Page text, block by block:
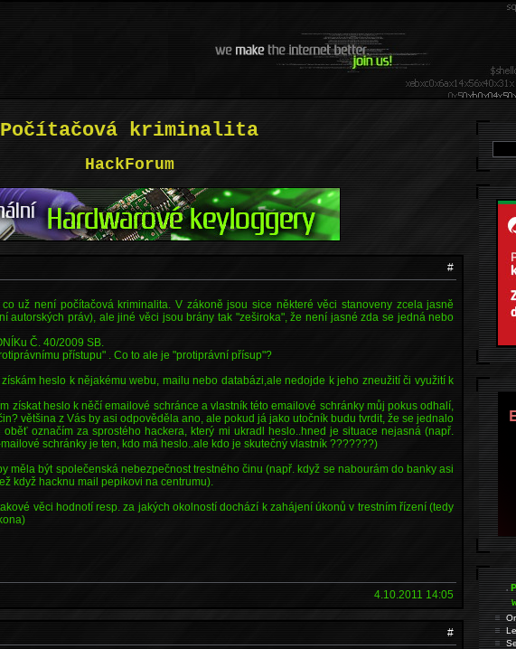
Počítačová kriminalita
HackForum
#
už není počítačová kriminalita. V zákoně jsou sice některé věci stanoveny zcela jasně
autorských práv), ale jiné věci jsou brány tak "zeširoka", že není jasné zda se jedná nebo
Č. 40/2009 SB.
přístupu" . Co to ale je "protiprávní přísup"?
heslo k nějakému webu, mailu nebo databázi,ale nedojde k jeho zneužití či využití k
získat heslo k něčí emailové schránce a vlastník této emailové schránky můj pokus odhalí,
většina z Vás by asi odpověděla ano, ale pokud já jako utočník budu tvrdit, že se jednalo
označím za sprostého hackera, který mi ukradl heslo..hned je situace nejasná (např.
schránky je ten, kdo má heslo..ale kdo je skutečný vlastník ???????)
měla být společenská nebezpečnost trestného činu (např. když se nabourám do banky asi
když hacknu mail pepikovi na centrumu).
věci hodnotí resp. za jakých okolností dochází k zahájení úkonů v trestním řízení (tedy
4.10.2011 14:05
#
.